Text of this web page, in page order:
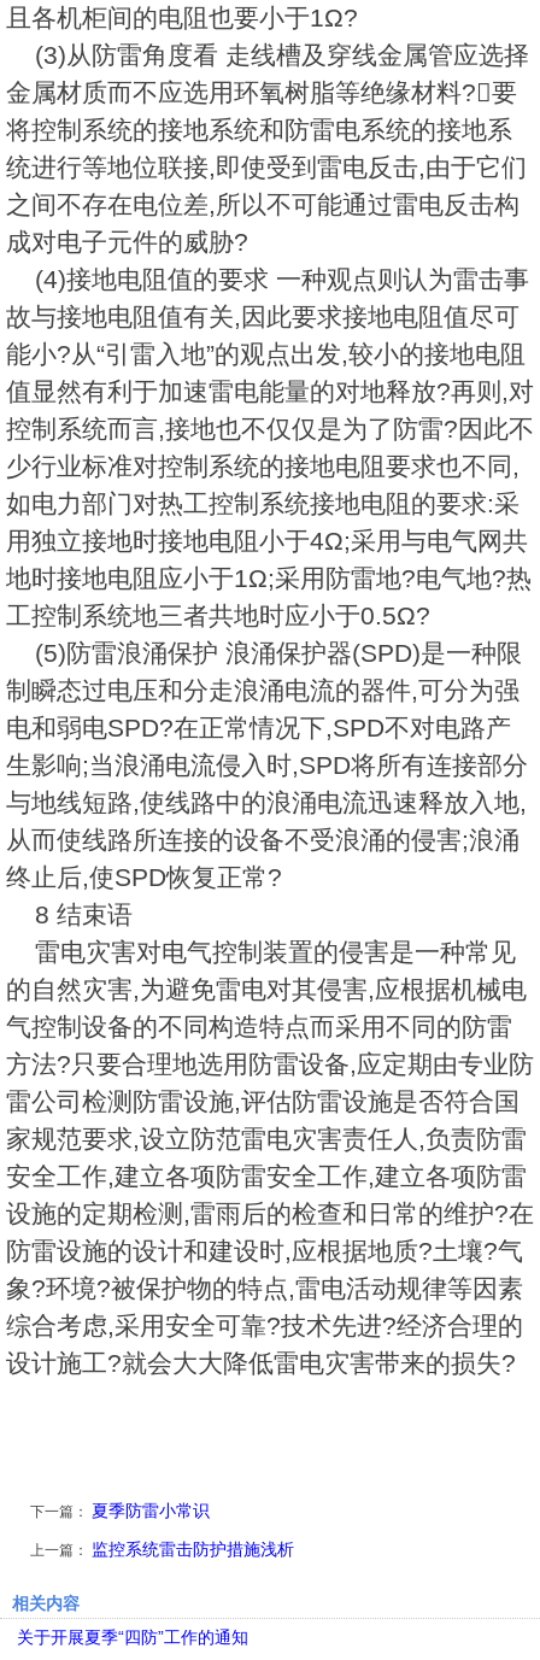
且各机柜间的电阻也要小于1Ω?
(3)从防雷角度看 走线槽及穿线金属管应选择
金属材质而不应选用环氧树脂等绝缘材料?要
将控制系统的接地系统和防雷电系统的接地系
统进行等地位联接,即使受到雷电反击,由于它们
之间不存在电位差,所以不可能通过雷电反击构
成对电子元件的威胁?
(4)接地电阻值的要求 一种观点则认为雷击事
故与接地电阻值有关,因此要求接地电阻值尽可
能小?从“引雷入地”的观点出发,较小的接地电阻
值显然有利于加速雷电能量的对地释放?再则,对
控制系统而言,接地也不仅仅是为了防雷?因此不
少行业标准对控制系统的接地电阻要求也不同,
如电力部门对热工控制系统接地电阻的要求:采
用独立接地时接地电阻小于4Ω;采用与电气网共
地时接地电阻应小于1Ω;采用防雷地?电气地?热
工控制系统地三者共地时应小于0.5Ω?
(5)防雷浪涌保护 浪涌保护器(SPD)是一种限
制瞬态过电压和分走浪涌电流的器件,可分为强
电和弱电SPD?在正常情况下,SPD不对电路产
生影响;当浪涌电流侵入时,SPD将所有连接部分
与地线短路,使线路中的浪涌电流迅速释放入地,
从而使线路所连接的设备不受浪涌的侵害;浪涌
终止后,使SPD恢复正常?
8 结束语
雷电灾害对电气控制装置的侵害是一种常见
的自然灾害,为避免雷电对其侵害,应根据机械电
气控制设备的不同构造特点而采用不同的防雷
方法?只要合理地选用防雷设备,应定期由专业防
雷公司检测防雷设施,评估防雷设施是否符合国
家规范要求,设立防范雷电灾害责任人,负责防雷
安全工作,建立各项防雷安全工作,建立各项防雷
设施的定期检测,雷雨后的检查和日常的维护?在
防雷设施的设计和建设时,应根据地质?土壤?气
象?环境?被保护物的特点,雷电活动规律等因素
综合考虑,采用安全可靠?技术先进?经济合理的
设计施工?就会大大降低雷电灾害带来的损失?
下一篇： 夏季防雷小常识
上一篇： 监控系统雷击防护措施浅析
相关内容
关于开展夏季“四防”工作的通知